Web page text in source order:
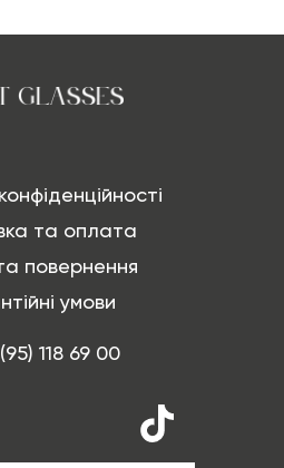
та оплата
повернення
умови
118 69 00